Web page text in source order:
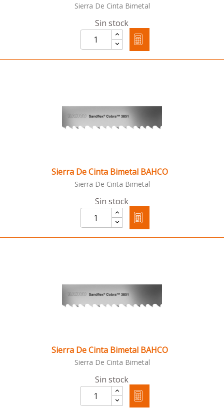
Sierra De Cinta Bimetal
Sin stock
Sierra De Cinta Bimetal BAHCO
Sierra De Cinta Bimetal
Sin stock
Sierra De Cinta Bimetal BAHCO
Sierra De Cinta Bimetal
Sin stock